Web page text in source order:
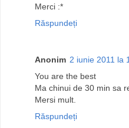
Merci :*
Răspundeți
Anonim 2 iunie 2011 la
You are the best
Ma chinui de 30 min sa
Mersi mult.
Răspundeți